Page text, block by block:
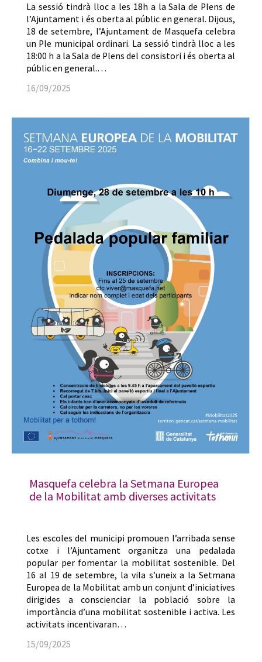
La sessió tindrà lloc a les 18h a la Sala de Plens de
l’Ajuntament i és oberta al públic en general. Dijous,
18 de setembre, l’Ajuntament de Masquefa celebra
un Ple municipal ordinari. La sessió tindrà lloc a les
18:00 h a la Sala de Plens del consistori i és oberta al
públic en general.…
16/09/2025
Masquefa celebra la Setmana Europea
de la Mobilitat amb diverses activitats
Les escoles del municipi promouen l’arribada sense
cotxe i l’Ajuntament organitza una pedalada
popular per fomentar la mobilitat sostenible. Del
16 al 19 de setembre, la vila s’uneix a la Setmana
Europea de la Mobilitat amb un conjunt d’iniciatives
dirigides a conscienciar la població sobre la
importància d’una mobilitat sostenible i activa. Les
activitats incentivaran…
15/09/2025